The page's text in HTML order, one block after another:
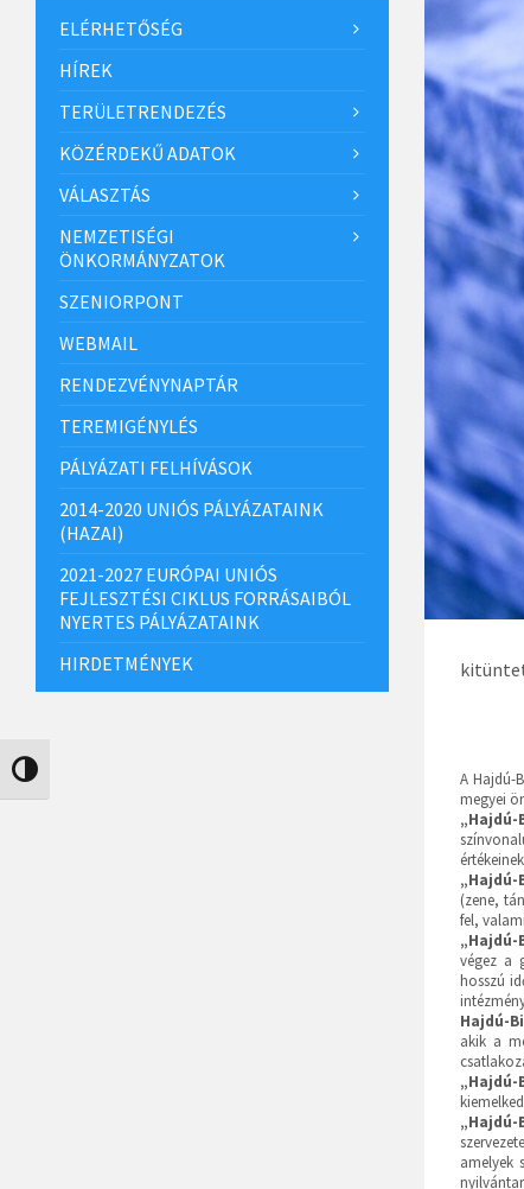
Nagy kontraszt váltása
A Hajdú-
megyei
„Hajdú-
(zene,
fel,
végez a
hosszú
Hajdú-
akik a
amelyek
ELÉRHETŐSÉG
HÍREK
TERÜLETRENDEZÉS
KÖZÉRDEKŰ ADATOK
VÁLASZTÁS
NEMZETISÉGI
ÖNKORMÁNYZATOK
SZENIORPONT
WEBMAIL
RENDEZVÉNYNAPTÁR
TEREMIGÉNYLÉS
PÁLYÁZATI FELHÍVÁSOK
2014-2020 UNIÓS PÁLYÁZATAINK
(HAZAI)
2021-2027 EURÓPAI UNIÓS
FEJLESZTÉSI CIKLUS FORRÁSAIBÓL
NYERTES PÁLYÁZATAINK
HIRDETMÉNYEK